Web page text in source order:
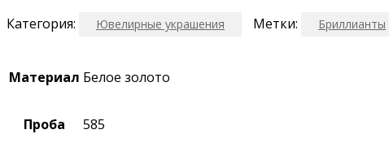
Категория:
Ювелирные украшения Метки: Бриллианты
Материал Белое золото
Проба 585